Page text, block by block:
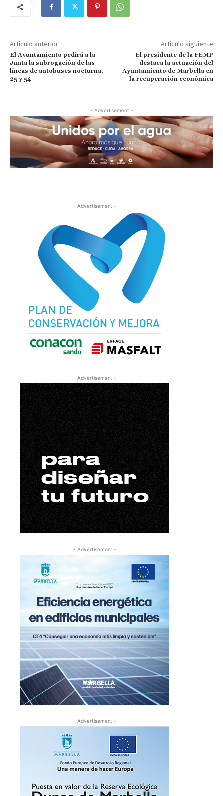
Artículo anterior
El Ayuntamiento pedirá a la
Junta la subrogación de las
líneas de autobuses nocturna,
25 y 54
Artículo siguiente
El presidente de la FEMP
destaca la actuación del
Ayuntamiento de Marbella en
la recuperación económica
- Advertisement -
- Advertisement -
- Advertisement -
- Advertisement -
- Advertisement -